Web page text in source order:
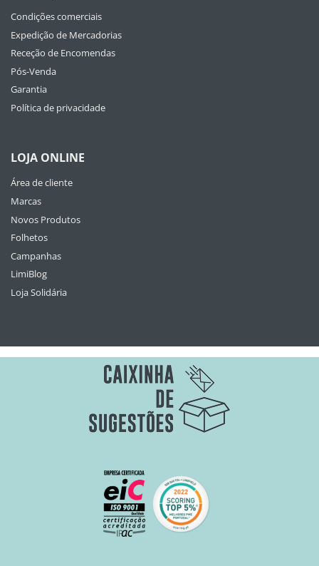
Condições comerciais
Expedição de Mercadorias
Receção de Encomendas
Pós-Venda
Garantia
Política de privacidade
LOJA ONLINE
Área de cliente
Marcas
Novos Produtos
Folhetos
Campanhas
LimiBlog
Loja Solidária